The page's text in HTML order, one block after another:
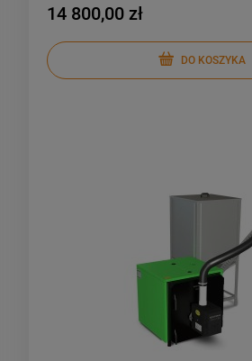
14 800,00 zł
DO KOSZYKA